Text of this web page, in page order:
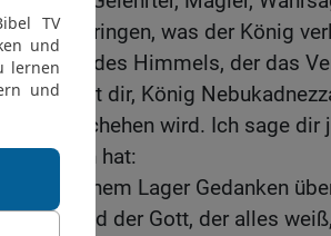
das vollbringen, was der König
Gott des Himmels, der das
Gott hat dir, König
Zeit geschehen wird. Ich sage dir
auf sich hat:
auf deinem Lager Gedanken
wird, und der Gott, der alles